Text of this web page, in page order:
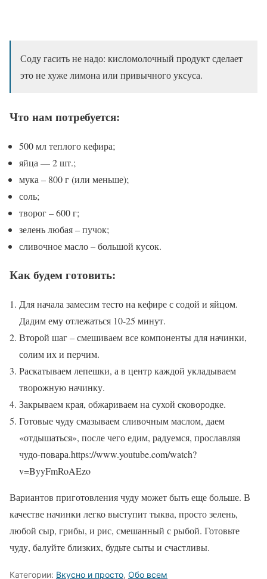
Соду гасить не надо: кисломолочный продукт сделает
это не хуже лимона или привычного уксуса.
Что нам потребуется:
500 мл теплого кефира;
яйца — 2 шт.;
мука – 800 г (или меньше);
соль;
творог – 600 г;
зелень любая – пучок;
сливочное масло – большой кусок.
Как будем готовить:
Для начала замесим тесто на кефире с содой и яйцом.
Дадим ему отлежаться 10-25 минут.
Второй шаг – смешиваем все компоненты для начинки,
солим их и перчим.
Раскатываем лепешки, а в центр каждой укладываем
творожную начинку.
Закрываем края, обжариваем на сухой сковородке.
Готовые чуду смазываем сливочным маслом, даем
«отдышаться», после чего едим, радуемся, прославляя
чудо-повара.https://www.youtube.com/watch?
v=ByyFmRoAEzo
Вариантов приготовления чуду может быть еще больше. В
качестве начинки легко выступит тыква, просто зелень,
любой сыр, грибы, и рис, смешанный с рыбой. Готовьте
чуду, балуйте близких, будьте сыты и счастливы.
Категории: Вкусно и просто, Обо всем